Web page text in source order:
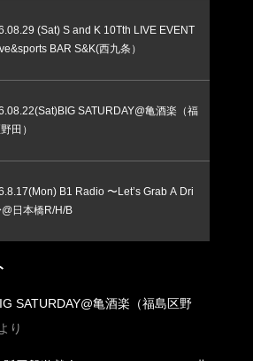
(Sat) S and K 10Tth LIVE EVENT
BAR S&K(西九条）
SATURDAY@亀酒楽（福
田）
B1 Radio 〜Let’s Grab A Dri
日本橋R/H/B
SATURDAY@亀酒楽（福島区野
より